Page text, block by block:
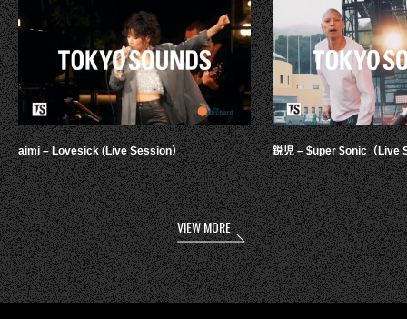
aimi – Lovesick (Live Session） 鋭児 – $uper $onic（Live
VIEW MORE